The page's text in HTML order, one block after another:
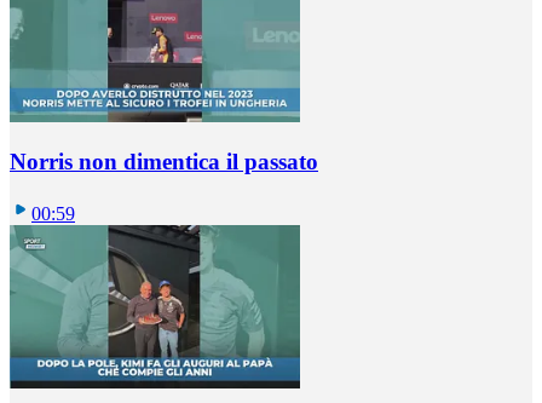
Norris non dimentica il passato
00:59